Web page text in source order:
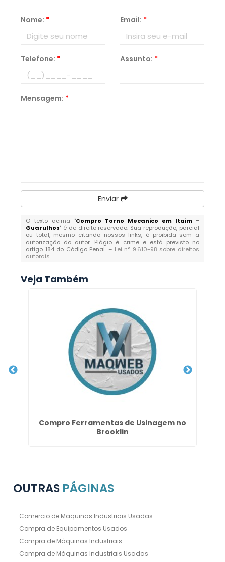
Nome: * Email: *
Telefone: * Assunto: *
Mensagem: *
Enviar
O texto acima "Compro Torno Mecanico em Itaim -
Guarulhos" é de direito reservado. Sua reprodução, parcial
ou total, mesmo citando nossos links, é proibida sem a
autorização do autor. Plágio é crime e está previsto no
artigo 184 do Código Penal. – Lei n° 9.610-98 sobre direitos
autorais.
Veja Também
Compro Ferramentas de Usinagem no
Brooklin
OUTRAS PÁGINAS
Comercio de Maquinas Industriais Usadas
Compra de Equipamentos Usados
Compra de Máquinas Industriais
Compra de Máquinas Industriais Usadas